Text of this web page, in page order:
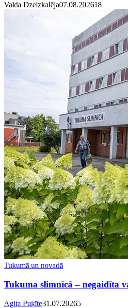
Valda Dzelzkalēja07.08.202618
Tukumā un novadā
Tukuma slimnīcā – negaidīta
Agita Puķīte31.07.20265